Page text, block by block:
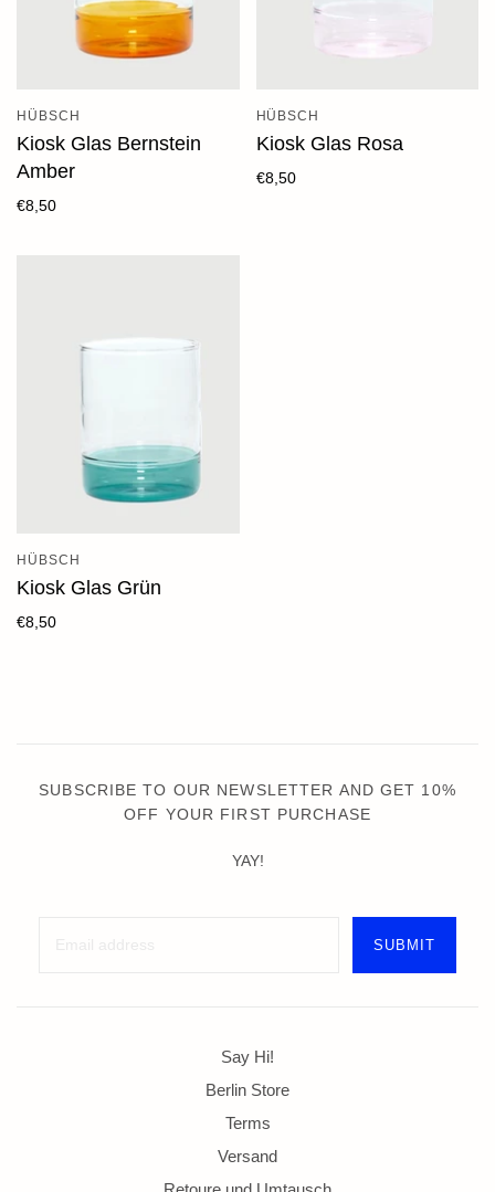
HÜBSCH
Kiosk Glas Bernstein
Amber
€8,50
HÜBSCH
Kiosk Glas Rosa
€8,50
HÜBSCH
Kiosk Glas Grün
€8,50
SUBSCRIBE TO OUR NEWSLETTER AND GET 10%
OFF YOUR FIRST PURCHASE
YAY!
Say Hi!
Berlin Store
Terms
Versand